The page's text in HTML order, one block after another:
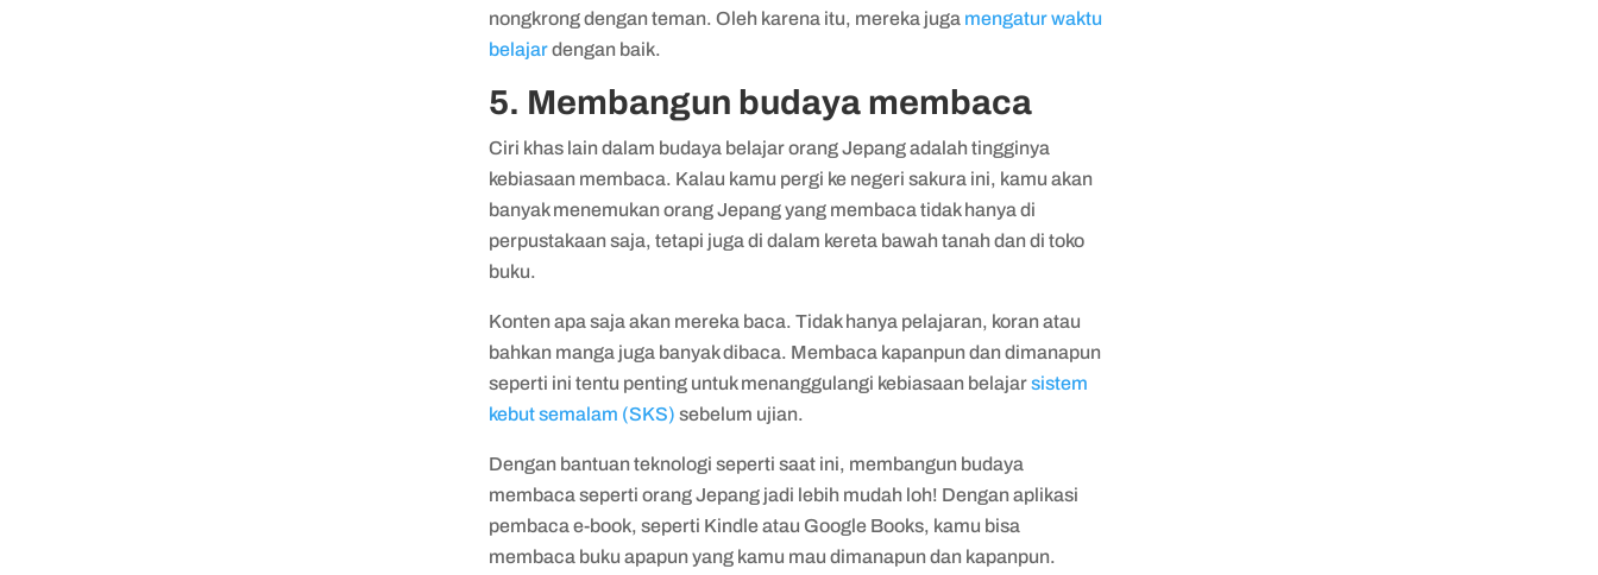
nongkrong dengan teman. Oleh karena itu, mereka juga mengatur waktu
belajardengan baik.
5. Membangun budaya membaca
Ciri khas lain dalam budaya belajar orang Jepang adalah tingginya
kebiasaan membaca. Kalau kamu pergi ke negeri sakura ini, kamu akan
banyak menemukan orang Jepang yang membaca tidak hanya di
perpustakaan saja, tetapi juga di dalam kereta bawah tanah dan di toko
buku.
Konten apa saja akan mereka baca. Tidak hanya pelajaran, koran atau
bahkan manga juga banyak dibaca. Membaca kapanpun dan dimanapun
seperti ini tentu penting untuk menanggulangi kebiasaan belajarsistem
kebut semalam (SKS) sebelum ujian.
Dengan bantuan teknologi seperti saat ini, membangun budaya
membaca seperti orang Jepang jadi lebih mudah loh! Dengan aplikasi
pembaca e-book, seperti Kindle atau Google Books, kamu bisa
membaca buku apapun yang kamu mau dimanapun dan kapanpun.